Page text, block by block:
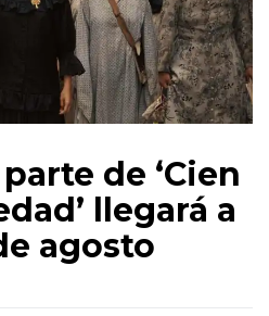
de ‘Cien
llegará a
agosto